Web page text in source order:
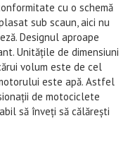
cu o schemă
sub scaun, aici nu
Designul aproape
Unitățile de dimensiuni
volum este de cel
este apă. Astfel
de motociclete
să înveți să călărești